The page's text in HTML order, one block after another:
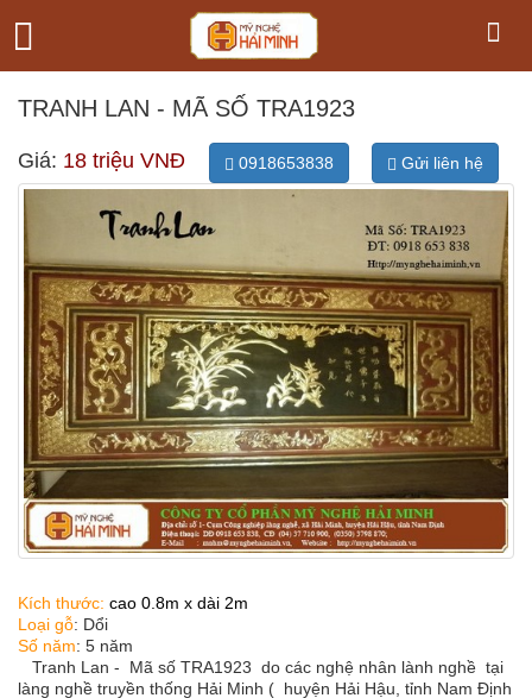
TRANH LAN - MÃ SỐ TRA1923
Giá: 18 triệu VNĐ 0918653838 Gửi liên hệ
Kích thước: cao 0.8m x dài 2m
Loại gỗ: Dổi
Số năm: 5 năm
Tranh Lan - Mã số TRA1923 do các nghệ nhân lành nghề tại
làng nghề truyền thống Hải Minh ( huyện Hải Hậu, tỉnh Nam Định